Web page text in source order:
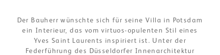
Der Bauherr wünschte sich für seine Villa in Potsdam
ein Interieur, das vom virtuos-opulenten Stil eines
Yves Saint Laurents inspiriert ist. Unter der
Federführung des Düsseldorfer Innenarchitektur